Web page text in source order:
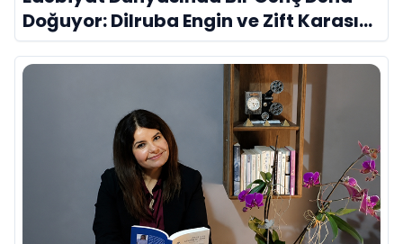
Doğuyor: Dilruba Engin ve Zift Karası
Evreni ‘AVENOİR’